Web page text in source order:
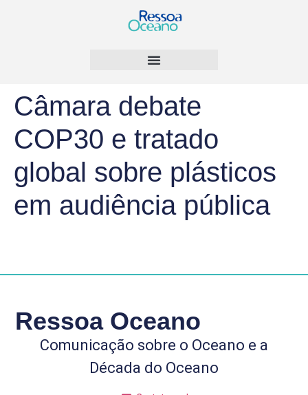
Câmara debate
COP30 e tratado
global sobre plásticos
em audiência pública
Ressoa Oceano
Comunicação sobre o Oceano e a
Década do Oceano